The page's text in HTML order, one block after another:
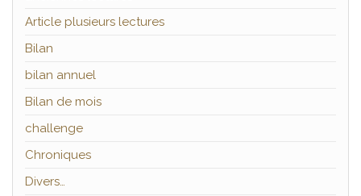
Article plusieurs lectures
Bilan
bilan annuel
Bilan de mois
challenge
Chroniques
Divers…